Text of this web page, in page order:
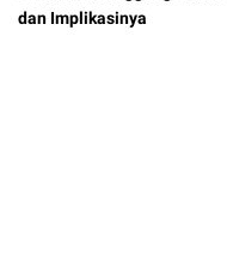
dan Implikasinya